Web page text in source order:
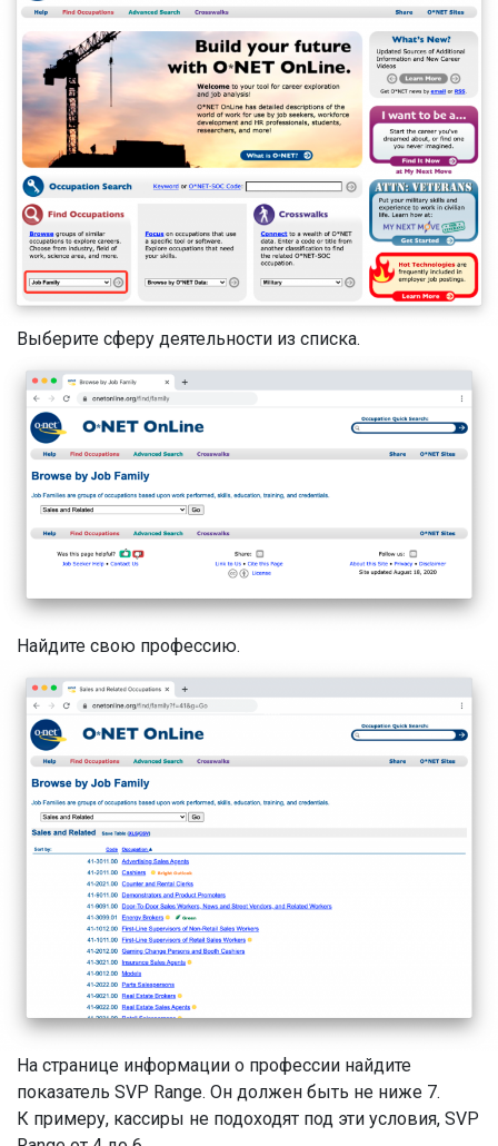
Выберите сферу деятельности из списка.
Найдите свою профессию.
На странице информации о профессии найдите
показатель SVP Range. Он должен быть не ниже 7.
К примеру, кассиры не подоходят под эти условия, SVP